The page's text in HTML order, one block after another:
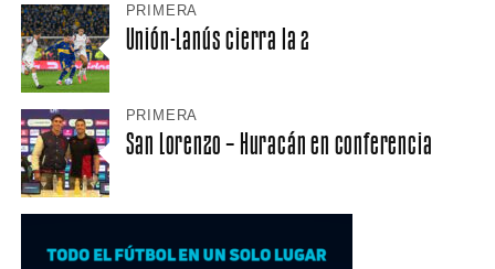
PRIMERA
Unión-Lanús cierra la 2
PRIMERA
San Lorenzo – Huracán en conferencia